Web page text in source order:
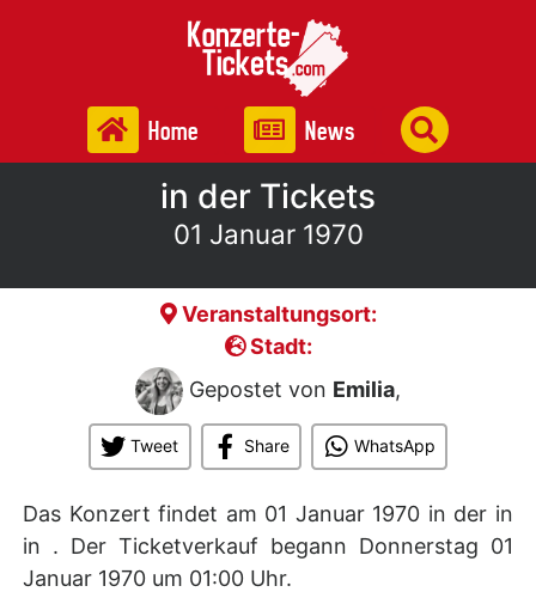
Home News
in der Tickets
01 Januar 1970
Veranstaltungsort:
Stadt:
Gepostet von Emilia,
Tweet Share WhatsApp
Das Konzert findet am 01 Januar 1970 in der in
in . Der Ticketverkauf begann Donnerstag 01
Januar 1970 um 01:00 Uhr.